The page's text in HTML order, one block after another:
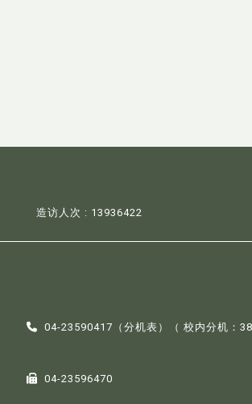
造访人次 : 13936422
04-23590417（分机表 ）（ 校内分机：
04-23596470